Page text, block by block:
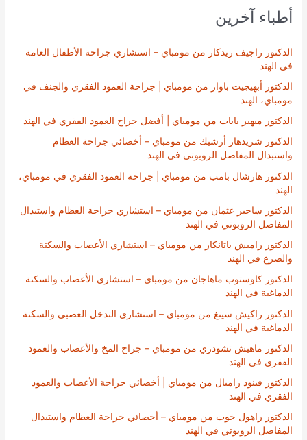
أطباء آخرين
الدكتور راجيف ريدكار من مومباي – استشاري جراحة الأطفال العامة
في الهند
الدكتور أبهيجيت باوار من مومباي | جراحة العمود الفقري والجنف في
مومباي، الهند
الدكتور ميهير بابات من مومباي | أفضل جراح العمود الفقري في الهند
الدكتور شريدهار أرشيك من مومباي – أخصائي جراحة العظام
واستبدال المفاصل الروبوتي في الهند
الدكتور هارشال بامب من مومباي | جراحة العمود الفقري في مومباي،
الهند
الدكتور ساجير عثمان من مومباي – استشاري جراحة العظام واستبدال
المفاصل الروبوتي في الهند
الدكتور راميش باتانكار من مومباي – استشاري الأعصاب والسكتة
والصرع في الهند
الدكتور كاوستوب ماهاجان من مومباي – استشاري الأعصاب والسكتة
الدماغية في الهند
الدكتور راكيش سينغ من مومباي – استشاري التدخل العصبي والسكتة
الدماغية في الهند
الدكتور ماهيش تشودري من مومباي – جراح المخ والأعصاب والعمود
الفقري في الهند
الدكتور فينود رامبال من مومباي | أخصائي جراحة الأعصاب والعمود
الفقري في الهند
الدكتور راهول خوت من مومباي – أخصائي جراحة العظام واستبدال
المفاصل الروبوتي في الهند